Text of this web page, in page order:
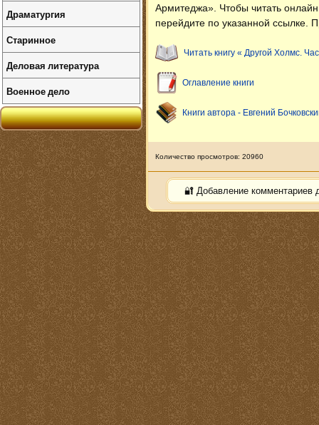
Армитеджа» . Чтобы читать
перейдите по указанной ссылке.
Читать книгу « Другой Холмс.
Оглавление книги
Книги автора - Евгений
Количество просмотров: 20960
🔐 Добавление комментариев
Драматургия
Старинное
Деловая литература
Военное дело